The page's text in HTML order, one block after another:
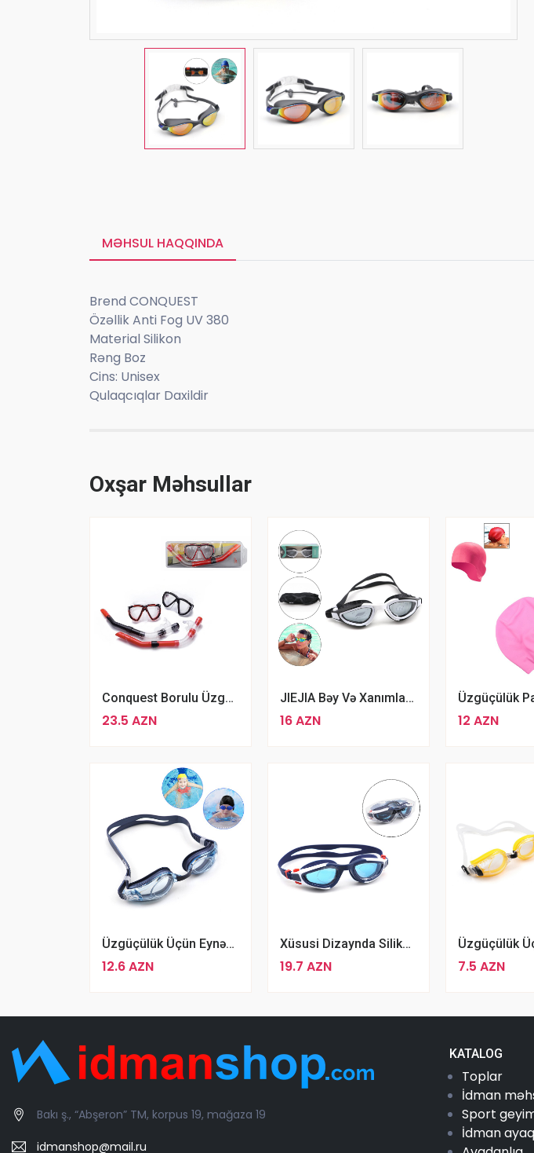
MƏHSUL HAQQINDA
Brend CONQUEST
Özəllik Anti Fog UV 380
Material Silikon
Rəng Boz
Cins: Unisex
Qulaqcıqlar Daxildir
Oxşar Məhsullar
Conquest Borulu Üzgüçülük Maskası Çeşiddə
23.5 AZN
JIEJIA Bəy Və Xanımlar Üçün Qara Rengli Şəffaf Üzgüçülük Eynəyi
16 AZN 12 AZN
Üzgüçülük Üçün Eynək Altis ADG-05 Anti Fog UV 02 Eynək
12.6 AZN
Xüsusi Dizaynda Silikon Aspo Üzgüçülük Eynəyi
19.7 AZN 7.5 AZN
Bakı ş., “Abşeron” TM, korpus 19, mağaza 19
idmanshop@mail.ru
KATALOG
Toplar
İdman
Sport
İdman